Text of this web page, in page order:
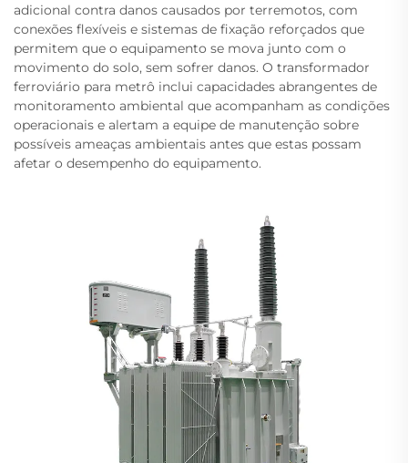
adicional contra danos causados por terremotos, com
conexões flexíveis e sistemas de fixação reforçados que
permitem que o equipamento se mova junto com o
movimento do solo, sem sofrer danos. O transformador
ferroviário para metrô inclui capacidades abrangentes de
monitoramento ambiental que acompanham as condições
operacionais e alertam a equipe de manutenção sobre
possíveis ameaças ambientais antes que estas possam
afetar o desempenho do equipamento.